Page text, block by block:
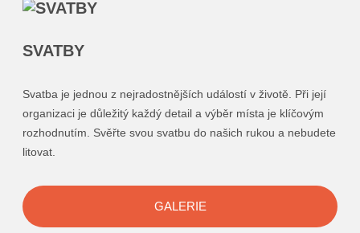
SVATBY
Svatba je jednou z nejradostnějších událostí v životě. Při její
organizaci je důležitý každý detail a výběr místa je klíčovým
rozhodnutím. Svěřte svou svatbu do našich rukou a nebudete
litovat.
GALERIE